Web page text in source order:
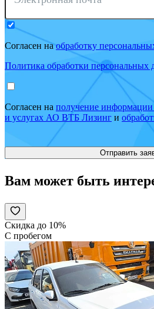
Согласен наобработку
Политика обработки персональных
Согласен на получение информации
и услугах АО ВТБ Лизинг и
Вам может быть
Скидка до 10%
С пробегом